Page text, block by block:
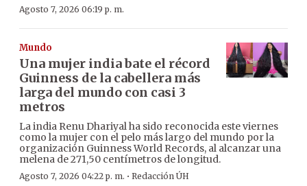
Agosto 7, 2026 06:19 p. m.
Mundo
Una mujer india bate el récord
Guinness de la cabellera más
larga del mundo con casi 3
metros
La india Renu Dhariyal ha sido reconocida este viernes
como la mujer con el pelo más largo del mundo por la
organización Guinness World Records, al alcanzar una
melena de 271,50 centímetros de longitud.
Agosto 7, 2026 04:22 p. m. · Redacción ÚH